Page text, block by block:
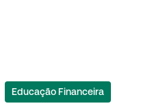
Educação Financeira